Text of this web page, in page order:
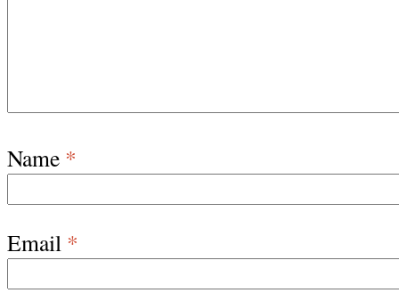
Name *
Email *